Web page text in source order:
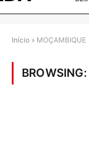
Início » MOÇAMBIQUE
BROWSING: